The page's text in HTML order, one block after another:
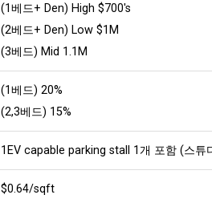
(1베드+ Den) High $700's
(2베드+ Den) Low $1M
(3베드) Mid 1.1M
(1베드) 20%
(2,3베드) 15%
1EV capable parking stall 1개 포함 (스튜
$0.64/sqft